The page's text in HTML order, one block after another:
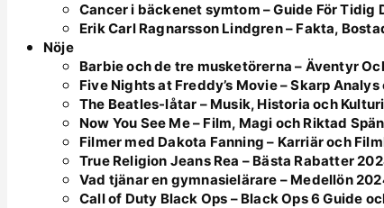
Cancer i bäckenet symtom – Guide För Tidig
Erik Carl Ragnarsson Lindgren – Fakta,
Nöje
Barbie och de tre musketörerna – Äventyr
Five Nights at Freddy’s Movie – Skarp
The Beatles-låtar – Musik, Historia och
Now You See Me – Film, Magi och Riktad
Filmer med Dakota Fanning – Karriär och
True Religion Jeans Rea – Bästa Rabatter
Vad tjänar en gymnasielärare – Medellön
Call of Duty Black Ops – Black Ops 6 Guide